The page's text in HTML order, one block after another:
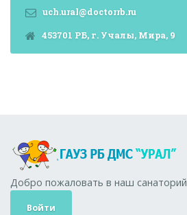
uch.ural@doctorrb.ru
453701 РБ, г. Учалы, Мира, 9
Добро пожаловать в наш санаторий
Войти